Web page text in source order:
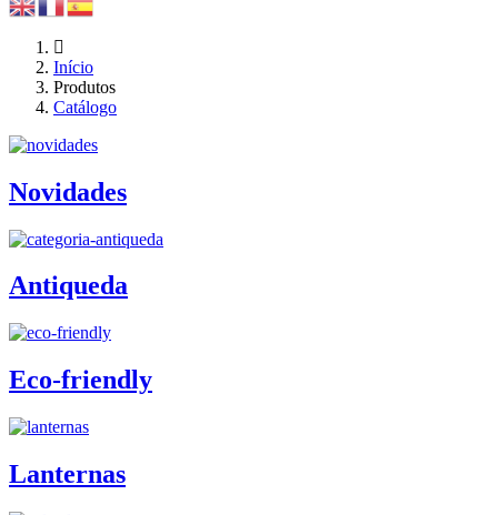
Início
Produtos
Catálogo
Novidades
Antiqueda
Eco-friendly
Lanternas